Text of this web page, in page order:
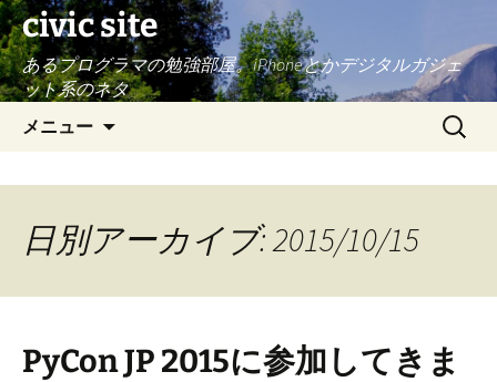
civic site
あるプログラマの勉強部屋。iPhoneとかデジタルガジェ
ット系のネタ
メニュー
へ
キ
プ
検
索:
日別アーカイブ: 2015/10/15
PyCon JP 2015に参加してきま